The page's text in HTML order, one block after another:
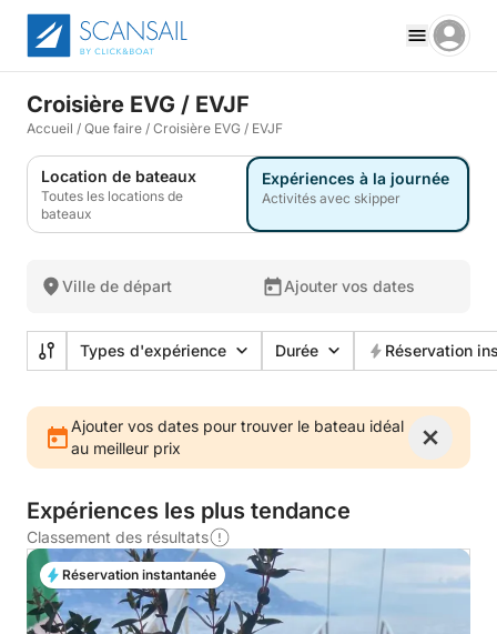
Croisière EVG / EVJF
Accueil / Que faire / Croisière EVG / EVJF
Location de bateaux
Toutes les locations de
bateaux
Expériences à la journée
Activités avec skipper
Ville de départ Ajouter vos dates
Types d'expérience Durée Réservation
Ajouter vos dates pour trouver le bateau idéal
au meilleur prix
Expériences les plus tendance
Classement des résultats
Réservation instantanée